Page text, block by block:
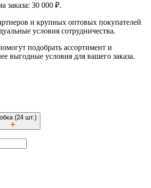
заказа: 30 000 ₽.
и крупных оптовых покупателей
условия сотрудничества.
подобрать ассортимент и
выгодные условия для вашего заказа.
(24 шт.)